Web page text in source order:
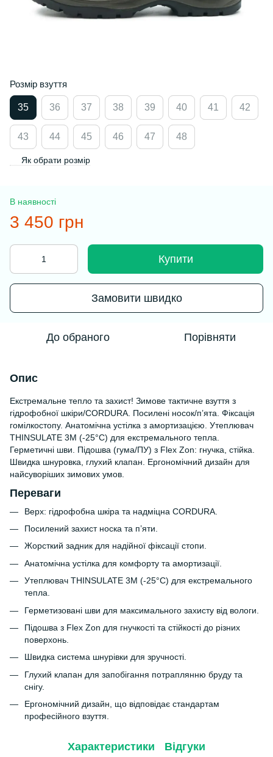
Розмір взуття
35 36 37 38 39 40 41 42
43 44 45 46 47 48
Як обрати розмір
В наявності
3 450 грн
Купити
Замовити швидко
До обраного Порівняти
Опис
Екстремальне тепло та захист! Зимове тактичне взуття з
гідрофобної шкіри/CORDURA. Посилені носок/п’ята. Фіксація
гомілкостопу. Анатомічна устілка з амортизацією. Утеплювач
THINSULATE 3M (-25°C) для екстремального тепла.
Герметичні шви. Підошва (гума/ПУ) з Flex Zon: гнучка, стійка.
Швидка шнуровка, глухий клапан. Ергономічний дизайн для
найсуворіших зимових умов.
Переваги
Верх: гідрофобна шкіра та надміцна CORDURA.
Посилений захист носка та п’яти.
Жорсткий задник для надійної фіксації стопи.
Анатомічна устілка для комфорту та амортизації.
Утеплювач THINSULATE 3M (-25°C) для екстремального
тепла.
Герметизовані шви для максимального захисту від вологи.
Підошва з Flex Zon для гнучкості та стійкості до різних
поверхонь.
Швидка система шнурівки для зручності.
Глухий клапан для запобігання потраплянню бруду та
снігу.
Ергономічний дизайн, що відповідає стандартам
професійного взуття.
Характеристики Відгуки